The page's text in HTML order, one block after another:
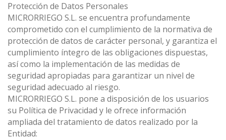
Protección de Datos Personales
MICRORRIEGO S.L. se encuentra profundamente
comprometido con el cumplimiento de la normativa de
protección de datos de carácter personal, y garantiza el
cumplimiento íntegro de las obligaciones dispuestas,
así como la implementación de las medidas de
seguridad apropiadas para garantizar un nivel de
seguridad adecuado al riesgo.
MICRORRIEGO S.L. pone a disposición de los usuarios
su Política de Privacidad y le ofrece información
ampliada del tratamiento de datos realizado por la
Entidad: